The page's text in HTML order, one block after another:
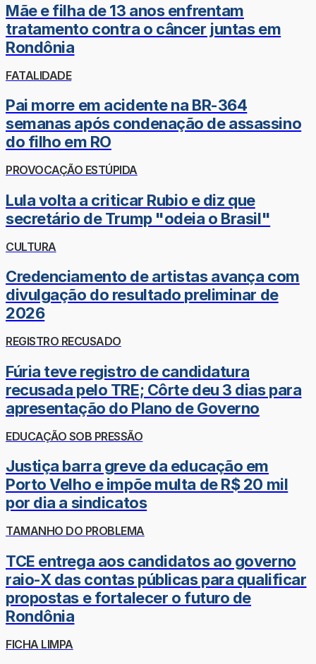
Mãe e filha de 13 anos enfrentam
tratamento contra o câncer juntas em
Rondônia
FATALIDADE
Pai morre em acidente na BR-364
semanas após condenação de assassino
do filho em RO
PROVOCAÇÃO ESTÚPIDA
Lula volta a criticar Rubio e diz que
secretário de Trump "odeia o Brasil"
CULTURA
Credenciamento de artistas avança com
divulgação do resultado preliminar de
2026
REGISTRO RECUSADO
Fúria teve registro de candidatura
recusada pelo TRE; Côrte deu 3 dias para
apresentação do Plano de Governo
EDUCAÇÃO SOB PRESSÃO
Justiça barra greve da educação em
Porto Velho e impõe multa de R$ 20 mil
por dia a sindicatos
TAMANHO DO PROBLEMA
TCE entrega aos candidatos ao governo
raio-X das contas públicas para qualificar
propostas e fortalecer o futuro de
Rondônia
FICHA LIMPA